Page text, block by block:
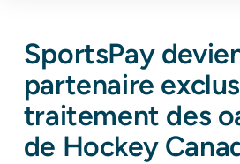
SportsPay
partenaire
traitement des
de Hockey